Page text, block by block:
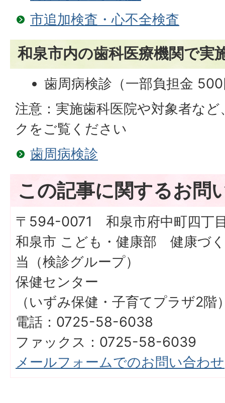
市追加検査・心不全検査
和泉市内の歯科医療機関で実
歯周病検診（一部負担金
注意：実施歯科医院や対象者な
クをご覧ください
歯周病検診
この記事に関するお問
〒594-0071 和泉市府中町四丁
和泉市 こども・健康部 健康づ
当（検診グループ）
保健センター
（いずみ保健・子育てプラザ2階
電話：0725-58-6038
ファックス：0725-58-6039
メールフォームでのお問い合わせ